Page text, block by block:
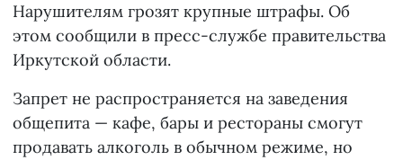
Нарушителям грозят крупные штрафы. Об
этом сообщили в пресс-службе правительства
Иркутской области.
Запрет не распространяется на заведения
общепита — кафе, бары и рестораны смогут
продавать алкоголь в обычном режиме, но